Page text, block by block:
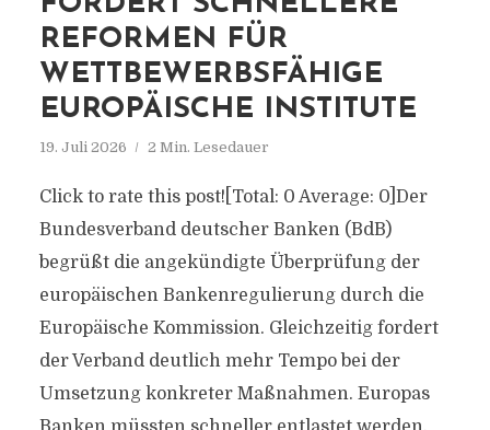
REFORMEN FÜR
WETTBEWERBSFÄHIGE
EUROPÄISCHE INSTITUTE
19. Juli 2026 2 Min. Lesedauer
Click to rate this post![Total: 0 Average: 0]Der
Bundesverband deutscher Banken (BdB)
begrüßt die angekündigte Überprüfung der
europäischen Bankenregulierung durch die
Europäische Kommission. Gleichzeitig fordert
der Verband deutlich mehr Tempo bei der
Umsetzung konkreter Maßnahmen. Europas